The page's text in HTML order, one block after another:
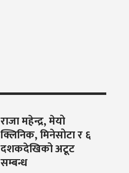
राजा महेन्द्र, मेयो
क्लिनिक, मिनेसोटा र ६
दशकदेखिको अटूट
सम्बन्ध